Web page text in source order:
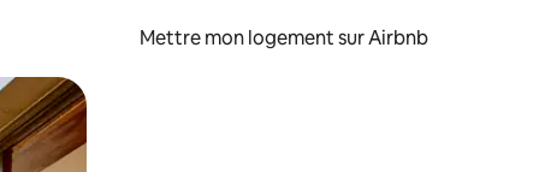
Mettre mon logement sur Airbnb